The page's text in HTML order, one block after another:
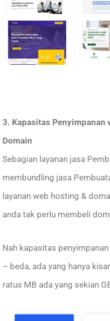
3. Kapasitas Penyimpanan
Domain
Sebagian layanan jasa
membundling jasa
layanan web hosting &
anda tak perlu membeli
Nah kapasitas
– beda, ada yang hanya
ratus MB ada yang sekian